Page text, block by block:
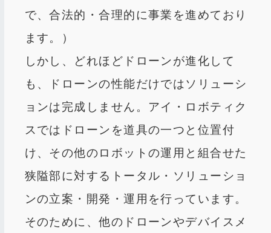
で、合法的・合理的に事業を進めており
ます。）
しかし、どれほどドローンが進化して
も、ドローンの性能だけではソリューシ
ョンは完成しません。アイ・ロボティク
スではドローンを道具の一つと位置付
け、その他のロボットの運用と組合せた
狭隘部に対するトータル・ソリューショ
ンの立案・開発・運用を行っています。
そのために、他のドローンやデバイスメ